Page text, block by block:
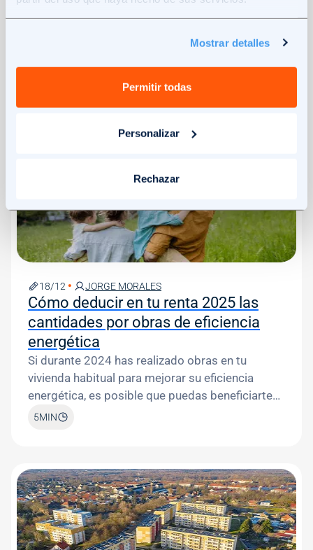
Mostrar detalles
Permitir todas
Personalizar
Rechazar
Comunidad de Madrid en 2026
2023 varios programas de subvenciones para
18/12 JORGE MORALES
Cómo deducir en tu renta 2025 las
cantidades por obras de eficiencia
energética
Si durante 2024 has realizado obras en tu
vivienda habitual para mejorar su eficiencia
energética, es posible que puedas beneficiarte
de importantes deducciones en la declaración
5MIN
Image